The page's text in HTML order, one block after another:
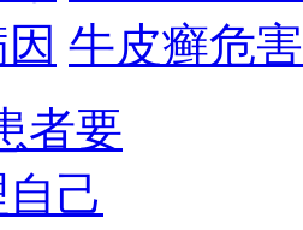
牛皮癣危害